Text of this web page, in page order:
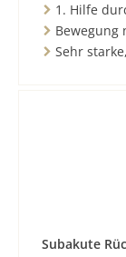
1. Hilfe
Bewegung
Sehr
Subakute